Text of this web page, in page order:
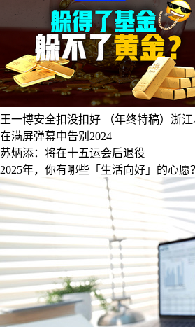
王一博安全扣没扣好
（年终特稿）浙
在满屏弹幕中告别2024
苏炳添：将在十五运会后退役
2025年，你有哪些「生活向好」的心愿？